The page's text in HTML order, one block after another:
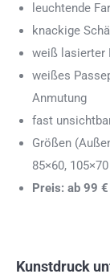
leuchtende
knackige
weiß lasierter
weißes
Anmutung
fast
Größen
85×60,
Preis: ab 99 €
Kunstdruck